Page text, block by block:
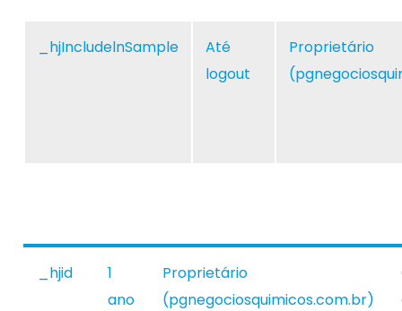
_hjIncludelnSample
Até
logout
Proprietário
_hjid
1
ano
Proprietário
(pgnegociosquimicos.com.br)